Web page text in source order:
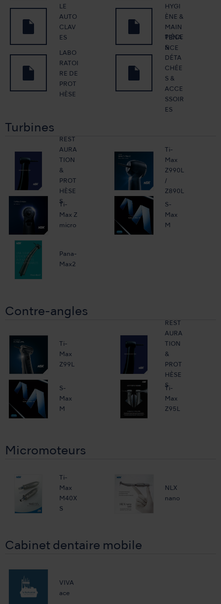
LE
AUTO
CLAV
ES
HYGI
ÈNE &
MAIN
TENA
NCE
LABO
RATOI
RE DE
PROT
HÈSE
PIÈCE
S
DÉTA
CHÉE
S &
ACCE
SSOIR
ES
Turbines
REST
AURA
TION
&
PROT
HÈSE
S
Ti-
Max
Z990L
/
Z890L
Ti-
Max Z
micro
S-
Max
M
Pana-
Max2
Contre-angles
Ti-
Max
Z99L
REST
AURA
TION
&
PROT
HÈSE
S
S-
Max
M
Ti-
Max
Z95L
Micromoteurs
Ti-
Max
M40X
S
NLX
nano
Cabinet dentaire mobile
VIVA
ace